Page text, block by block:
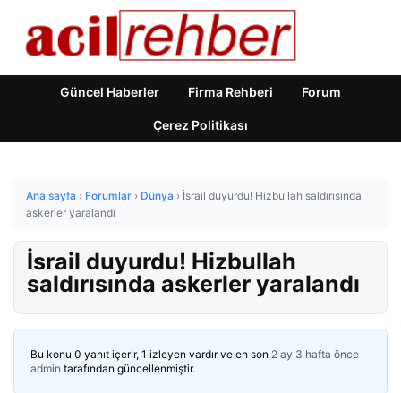
Güncel Haberler Firma Rehberi Forum
Çerez Politikası
Ana sayfa › Forumlar › Dünya › İsrail duyurdu! Hizbullah saldırısında
askerler yaralandı
İsrail duyurdu! Hizbullah
saldırısında askerler yaralandı
Bu konu 0 yanıt içerir, 1 izleyen vardır ve en son 2 ay 3 hafta önce
admin tarafından güncellenmiştir.